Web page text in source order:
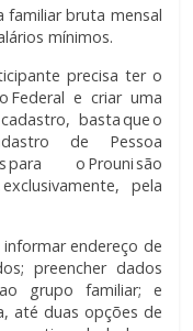
familiar bruta mensal
mínimos.
precisa ter o
Federal e criar uma
basta que o
de Pessoa
para o Prouni são
pela
endereço de
preencher dados
grupo familiar; e
até duas opções de